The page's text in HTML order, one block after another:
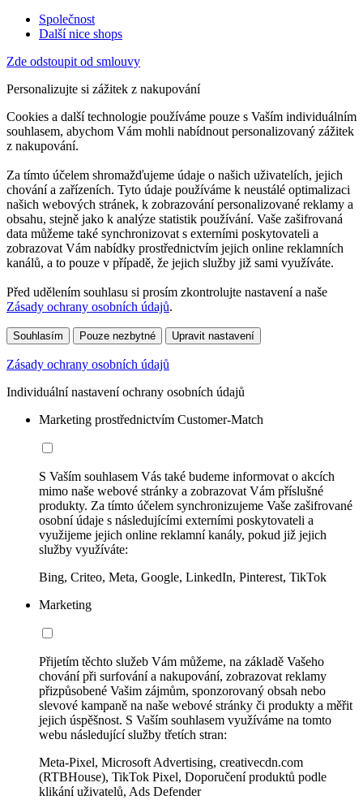
Společnost
Další nice shops
Zde odstoupit od smlouvy
Personalizujte si zážitek z nakupování
Cookies a další technologie používáme pouze s Vaším individuálním
souhlasem, abychom Vám mohli nabídnout personalizovaný zážitek
z nakupování.
Za tímto účelem shromažďujeme údaje o našich uživatelích, jejich
chování a zařízeních. Tyto údaje používáme k neustálé optimalizaci
našich webových stránek, k zobrazování personalizované reklamy a
obsahu, stejně jako k analýze statistik používání. Vaše zašifrovaná
data můžeme také synchronizovat s externími poskytovateli a
zobrazovat Vám nabídky prostřednictvím jejich online reklamních
kanálů, a to pouze v případě, že jejich služby již sami využíváte.
Před udělením souhlasu si prosím zkontrolujte nastavení a naše
Zásady ochrany osobních údajů.
Souhlasím Pouze nezbytné Upravit nastavení
Zásady ochrany osobních údajů
Individuální nastavení ochrany osobních údajů
Marketing prostřednictvím Customer-Match
S Vaším souhlasem Vás také budeme informovat o akcích
mimo naše webové stránky a zobrazovat Vám příslušné
produkty. Za tímto účelem synchronizujeme Vaše zašifrované
osobní údaje s následujícími externími poskytovateli a
využijeme jejich online reklamní kanály, pokud již jejich
služby využíváte:
Bing, Criteo, Meta, Google, LinkedIn, Pinterest, TikTok
Marketing
Přijetím těchto služeb Vám můžeme, na základě Vašeho
chování při surfování a nakupování, zobrazovat reklamy
přizpůsobené Vašim zájmům, sponzorovaný obsah nebo
slevové kampaně na naše webové stránky či produkty a měřit
jejich úspěšnost. S Vaším souhlasem využíváme na tomto
webu následující služby třetích stran:
Meta-Pixel, Microsoft Advertising, creativecdn.com
(RTBHouse), TikTok Pixel, Doporučení produktů podle
klikání uživatelů, Ads Defender